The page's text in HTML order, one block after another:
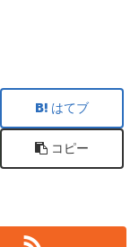
はてブ
コピー